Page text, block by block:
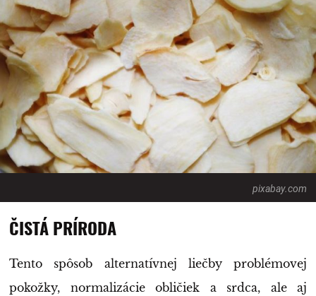
pixabay.com
ČISTÁ PRÍRODA
Tento spôsob alternatívnej liečby problémovej
pokožky, normalizácie obličiek a srdca, ale aj